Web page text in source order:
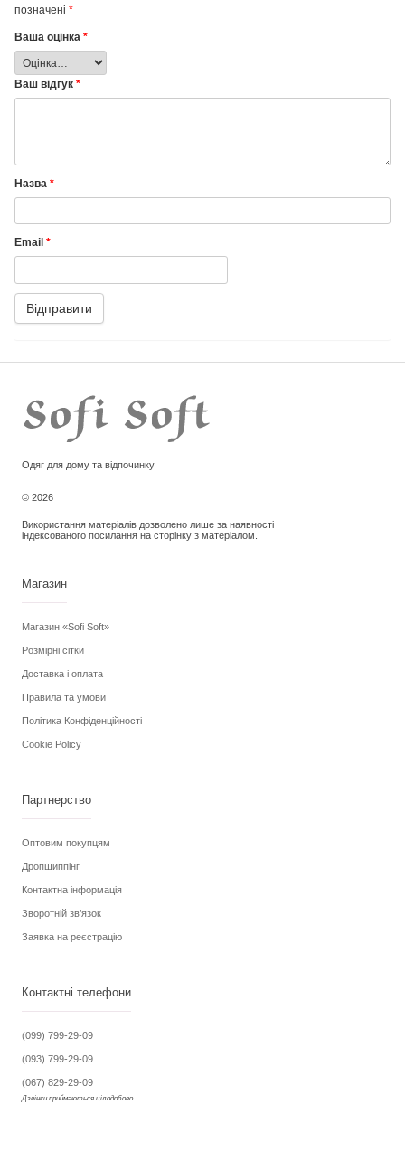
позначені *
Ваша оцінка *
Ваш відгук *
Назва *
Email *
Одяг для дому та відпочинку
© 2026
Використання матеріалів дозволено лише за наявності
індексованого посилання на сторінку з матеріалом.
Магазин
Магазин «Sofi Soft»
Розмірні сітки
Доставка і оплата
Правила та умови
Політика Конфіденційності
Cookie Policy
Партнерство
Оптовим покупцям
Дропшиппінг
Контактна інформація
Зворотній зв’язок
Заявка на реєстрацію
Контактні телефони
(099) 799-29-09
(093) 799-29-09
(067) 829-29-09
Дзвінки приймаються цілодобово